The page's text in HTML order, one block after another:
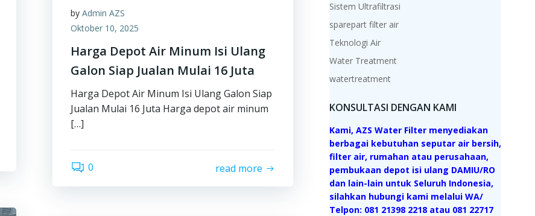
byAdmin AZS
Oktober 10, 2025
Harga Depot Air Minum Isi Ulang
Galon Siap Jualan Mulai 16 Juta
Harga Depot Air Minum Isi Ulang Galon Siap
Jualan Mulai 16 Juta Harga depot air minum
[…]
0 read more
Sistem Ultrafiltrasi
sparepart filter air
Teknologi Air
Water Treatment
watertreatment
KONSULTASI DENGAN KAMI
Kami, AZS Water Filter menyediakan
berbagai kebutuhan seputar air bersih,
filter air, rumahan atau perusahaan,
pembukaan depot isi ulang DAMIU/RO
dan lain-lain untuk Seluruh Indonesia,
silahkan hubungi kami melalui WA/
Telpon: 081 21398 2218 atau 081 22717